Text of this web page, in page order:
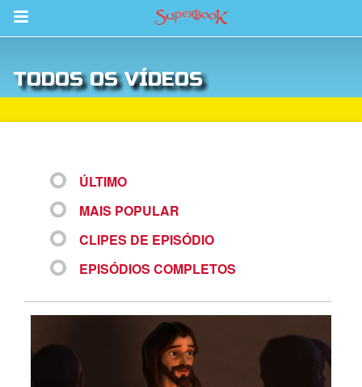
Return to Content
TODOS OS VÍDEOS
ÚLTIMO
MAIS POPULAR
CLIPES DE EPISÓDIO
EPISÓDIOS COMPLETOS